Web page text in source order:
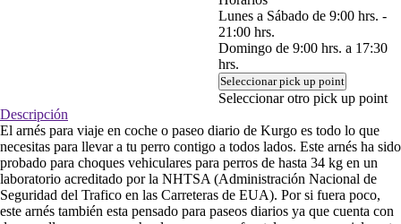
Lunes a Sábado de 9:00 hrs. -
21:00 hrs.
Domingo de 9:00 hrs. a 17:30
hrs.
Seleccionar pick up point
Seleccionar otro pick up point
Descripción
El arnés para viaje en coche o paseo diario de Kurgo es todo lo que
necesitas para llevar a tu perro contigo a todos lados. Este arnés ha sido
probado para choques vehiculares para perros de hasta 34 kg en un
laboratorio acreditado por la NHTSA (Administración Nacional de
Seguridad del Trafico en las Carreteras de EUA). Por si fuera poco,
este arnés también esta pensado para paseos diarios ya que cuenta con